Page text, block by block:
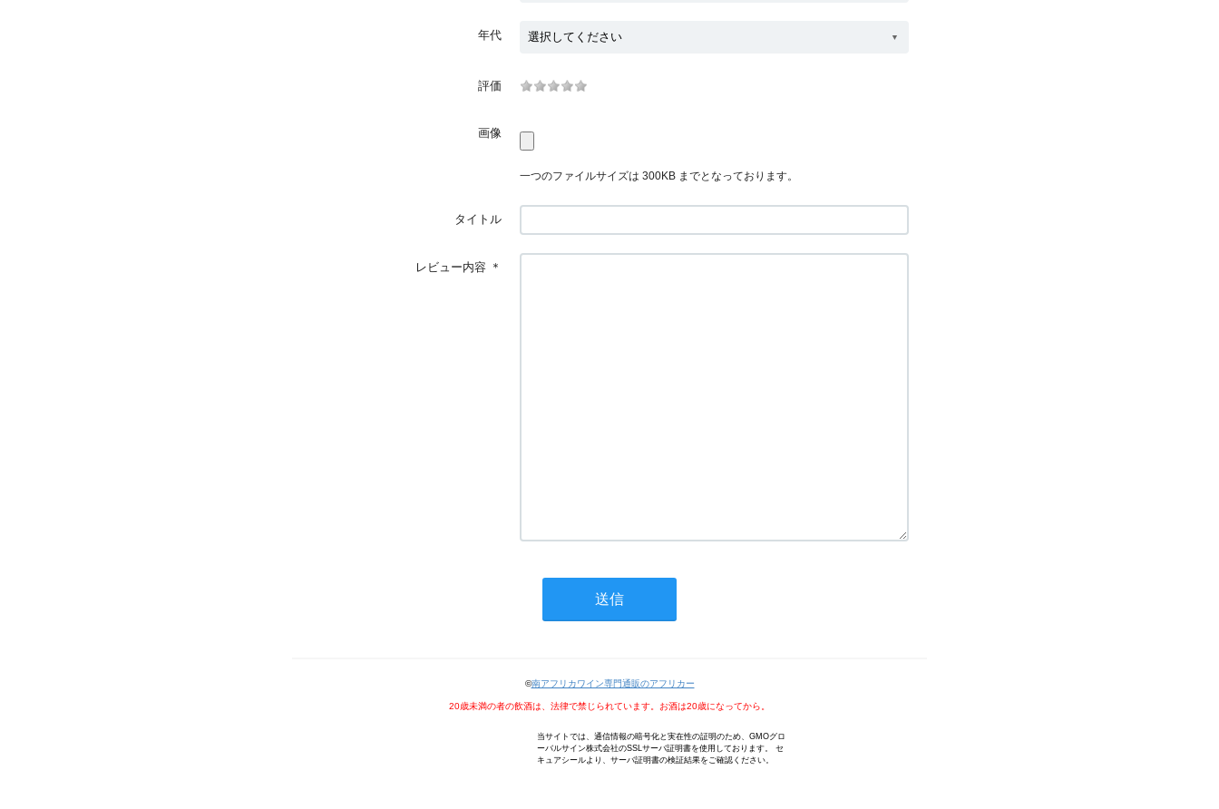
年代
評価
画像
一つのファイルサイズは 300KB までとなっております。
タイトル
レビュー内容 ＊
©南アフリカワイン専門通販のアフリカー
20歳未満の者の飲酒は、法律で禁じられています。お酒は20歳になってから。
当サイトでは、通信情報の暗号化と実在性の証明のため、GMOグロ
ーバルサイン株式会社のSSLサーバ証明書を使用しております。 セ
キュアシールより、サーバ証明書の検証結果をご確認ください。